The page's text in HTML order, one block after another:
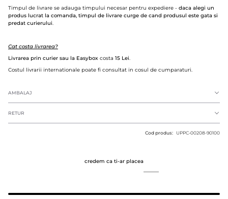
Timpul de livrare se adauga timpului necesar pentru expediere - daca alegi un
produs lucrat la comanda, timpul de livrare curge de cand produsul este gata si
predat curierului.
Cat costa livrarea?
Livrarea prin curier sau la Easybox costa 15 Lei.
Costul livrarii internationale poate fi consultat in cosul de cumparaturi.
AMBALAJ
RETUR
Cod produs: UPPC-00208-90100
credem ca ti-ar placea